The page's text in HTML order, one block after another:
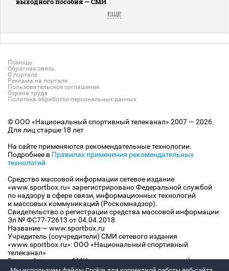
ЕЩЕ
Помощь
Обратная связь
О портале
Реклама на портале
Пользовательское соглашение
Охрана труда
Политика обработки персональных данных
© ООО «Национальный спортивный телеканал» 2007 — 2026.
Для лиц старше 18 лет
На сайте применяются рекомендательные технологии.
Подробнее в Правилах применения рекомендательных
технологий
Средство массовой информации сетевое издание
«www.sportbox.ru» зарегистрировано Федеральной службой
по надзору в сфере связи, информационных технологий
и массовых коммуникаций (Роскомнадзор).
Свидетельство о регистрации средства массовой информации
Эл № ФС77-72613 от 04.04.2018
Название — www.sportbox.ru
Учредитель (соучредители) СМИ сетевого издания
«www.sportbox.ru»: ООО «Национальный спортивный
телеканал»
Главный редактор СМИ сетевого издания «www.sportbox.ru»:
Конов В.А.